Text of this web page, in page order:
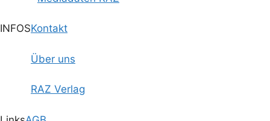
INFOSKontakt
Über uns
RAZ Verlag